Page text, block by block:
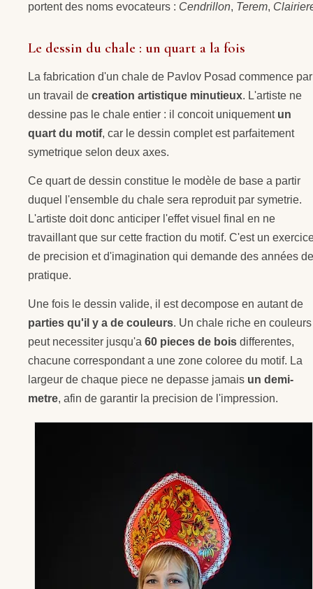
portent des noms evocateurs : Cendrillon, Terem,
Le dessin du chale : un quart a la fois
La fabrication d'un chale de Pavlov Posad commence par
un travail de creation artistique minutieux. L'artiste ne
dessine pas le chale entier : il concoit uniquement un
quart du motif, car le dessin complet est parfaitement
symetrique selon deux axes.
Ce quart de dessin constitue le modèle de base a partir
duquel l'ensemble du chale sera reproduit par symetrie.
L'artiste doit donc anticiper l'effet visuel final en ne
travaillant que sur cette fraction du motif. C'est un
de precision et d'imagination qui demande des années de
pratique.
Une fois le dessin valide, il est decompose en autant de
parties qu'il y a de couleurs. Un chale riche en couleurs
peut necessiter jusqu'a 60 pieces de bois differentes,
chacune correspondant a une zone coloree du motif. La
largeur de chaque piece ne depasse jamais un demi-
metre, afin de garantir la precision de l'impression.